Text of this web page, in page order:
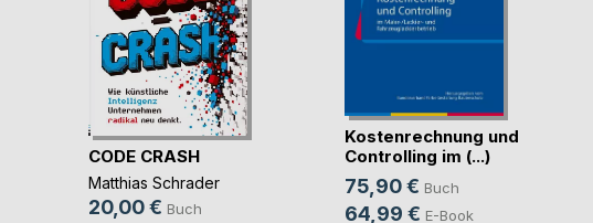
CODE CRASH
Matthias Schrader
20,00 € Buch
Kostenrechnung und
Controlling im (...)
75,90 € Buch
64,99 € E-Book